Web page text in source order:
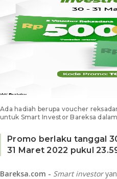
Ada hadiah berupa voucher
untuk Smart Investor Bareksa
Promo berlaku tanggal
31 Maret 2022 pukul
Bareksa.com - Smart investor